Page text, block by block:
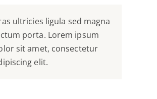
ultricies ligula sed magna
porta. Lorem ipsum
sit amet, consectetur
elit.